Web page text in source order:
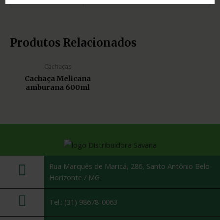
Produtos Relacionados
Cachaças
Cachaça Melicana
amburana 600ml
Rua Marquês de Maricá, 286, Santo Antônio Belo
Horizonte / MG
Tel.: (31) 98678-0063